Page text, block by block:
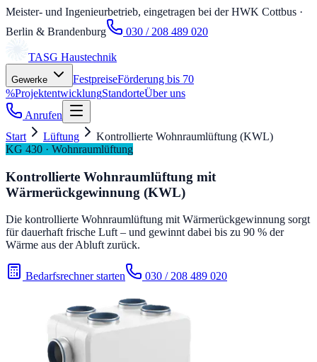
Meister- und Ingenieurbetrieb, eingetragen bei der HWK Cottbus ·
Berlin & Brandenburg
030 / 208 489 020
TASG Haustechnik
Gewerke FestpreiseFörderung bis 70
%ProjektentwicklungStandorteÜber uns
Anrufen
Start
Lüftung
Kontrollierte Wohnraumlüftung (KWL)
KG 430 · Wohnraumlüftung
Kontrollierte Wohnraumlüftung mit
Wärmerückgewinnung (KWL)
Die kontrollierte Wohnraumlüftung mit Wärmerückgewinnung sorgt
für dauerhaft frische Luft – und gewinnt dabei bis zu 90 % der
Wärme aus der Abluft zurück.
Bedarfsrechner starten 030 / 208 489 020